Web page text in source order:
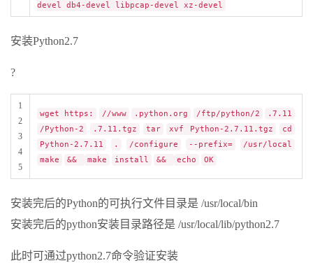
devel db4-devel libpcap-devel xz-devel
安装Python2.7
?
1
2
3
4
5
wget https: //www .python.org /ftp/python/2
.7.11
/Python-2
.7.11.tgz tar xvf Python-2.7.11.tgz
cd
Python-2.7.11
. /configure --prefix=
/usr/local
make
&& make install && echo OK
安装完后的Python的可执行文件目录是 /usr/local/bin
安装完后的python安装目录路径是 /usr/local/lib/python2.7
此时可通过python2.7命令验证安装